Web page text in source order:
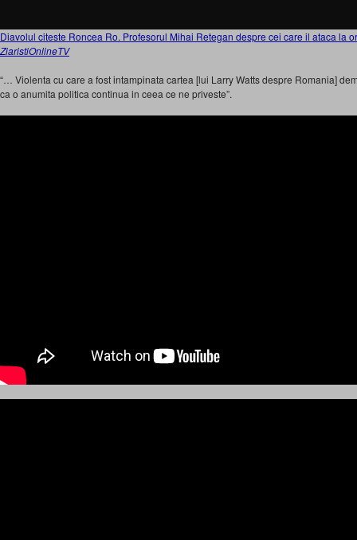
Diavolul citeste Roncea Ro. Profesorul Mihai Retegan despre cei care il ataca la
ZiaristiOnlineTV
“… Violenta cu care a fost intampinata cartea [lui Larry Watts despre Romania]
ca o anumita politica continua in ceea ce ne priveste”.